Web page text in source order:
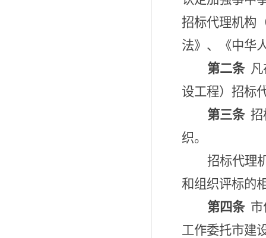
招标代理机构
法》、《中华
第二条
设工程）招标
第三条 招
织。
招标代理
和组织评标的
第四条
工作委托市建